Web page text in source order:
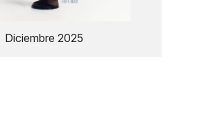
Diciembre 2025